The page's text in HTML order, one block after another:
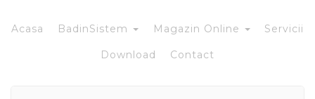
Acasa BadinSistem Magazin Online Servicii
Download Contact